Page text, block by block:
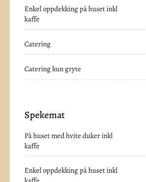
Enkel oppdekking på huset inkl
kaffe
Catering
Catering kun gryte
Spekemat
På huset med hvite duker inkl
kaffe
Enkel oppdekking på huset inkl